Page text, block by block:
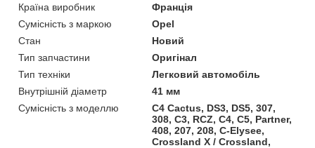
Країна виробник
Франція
Сумісність з маркою
Opel
Стан
Новий
Тип запчастини
Оригінал
Тип техніки
Легковий автомобіль
Внутрішній діаметр
41 мм
Сумісність з моделлю
C4 Cactus, DS3, DS5, 307,
308, C3, RCZ, C4, C5, Partner,
408, 207, 208, C-Elysee,
Crossland X / Crossland,